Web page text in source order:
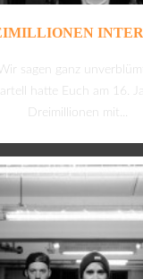
sagen ganz
hatte Euch am 16.
Dreimillionen mit...